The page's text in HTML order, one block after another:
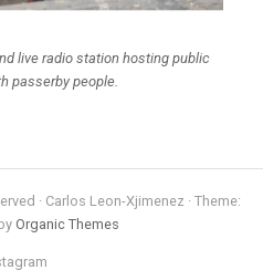
live radio station hosting public
passerby people.
· Carlos Leon-Xjimenez · Theme:
Organic Themes